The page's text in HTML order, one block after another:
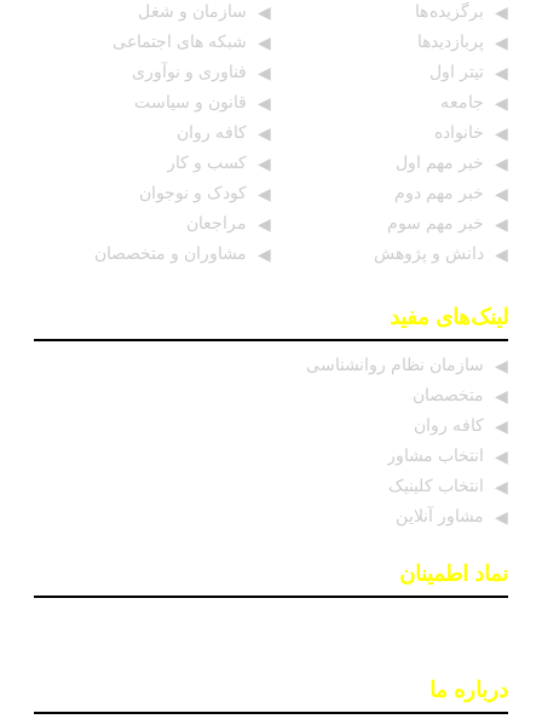
برگزیده ها
پربازدیدها
تیتر اول
جامعه
خانواده
خبر مهم اول
خبر مهم دوم
خبر مهم سوم
دانش و پژوهش
سازمان و شغل
شبکه های اجتماعی
فناوری و نوآوری
قانون و سیاست
کافه روان
کسب و کار
کودک و نوجوان
مراجعان
مشاوران و متخصصان
لینک‌های مفید
سازمان نظام روانشناسی
متخصصان
کافه روان
انتخاب مشاور
انتخاب کلینیک
مشاور آنلاین
نماد اطمینان
درباره ما